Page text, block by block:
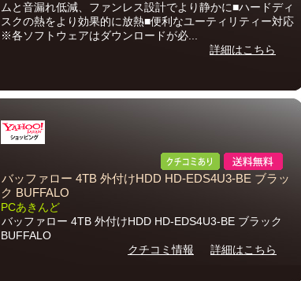
ムと音漏れ低減、ファンレス設計でより静かに■ハードディ
スクの熱をより効果的に放熱■便利なユーティリティー対応
※各ソフトウェアはダウンロードが必...
詳細はこちら
バッファロー 4TB 外付けHDD HD-EDS4U3-BE ブラッ
ク BUFFALO
PCあきんど
バッファロー 4TB 外付けHDD HD-EDS4U3-BE ブラック
BUFFALO
クチコミ情報
詳細はこちら